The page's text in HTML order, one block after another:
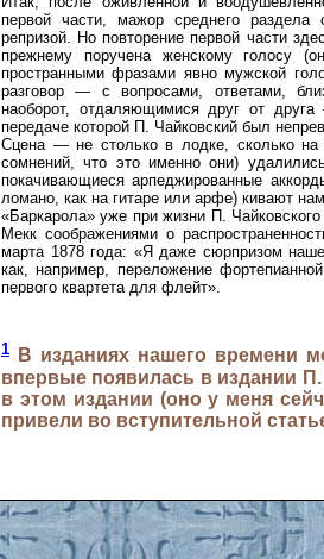
первой части, мажор среднего раздела
репризой. Но повторение первой части
прежнему поручена женскому голосу
пространными фразами явно мужской
разговор — с вопросами, ответами,
наоборот, отдаляющимися друг от
передаче которой П. Чайковский был
Сцена — не столько в лодке, сколько на
сомнений, что это именно они)
покачивающиеся арпеджированные
ломано, как на гитаре или арфе) кивают
«Баркарола» уже при жизни П.
Мекк соображениями о
марта 1878 года: «Я даже сюрпризом
как, например, переложение
первого квартета для флейт».
1 В изданиях нашего времени
впервые появилась в издании
в этом издании (оно у меня
привели во вступительной